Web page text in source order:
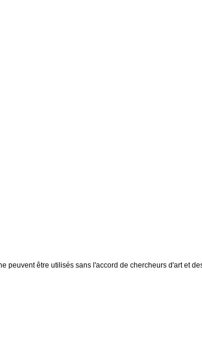
peuvent être utilisés sans l'accord de chercheurs d'art et